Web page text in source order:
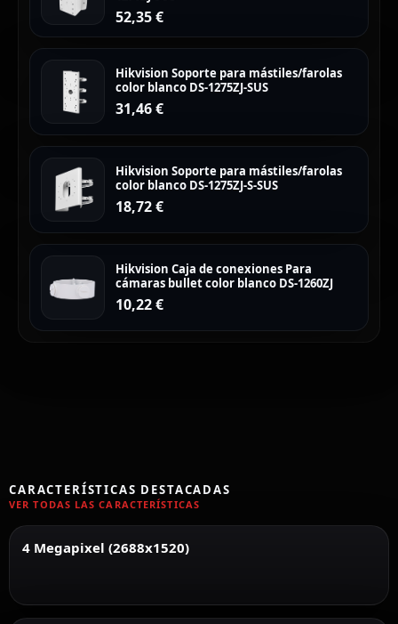
52,35€
Hikvision Soporte para mástiles/farolas
color blanco DS-1275ZJ-SUS
31,46€
Hikvision Soporte para mástiles/farolas
color blanco DS-1275ZJ-S-SUS
18,72€
Hikvision Caja de conexiones Para
cámaras bullet color blanco DS-1260ZJ
10,22€
CARACTERÍSTICAS DESTACADAS
VER TODAS LAS CARACTERÍSTICAS
4 Megapixel (2688x1520)